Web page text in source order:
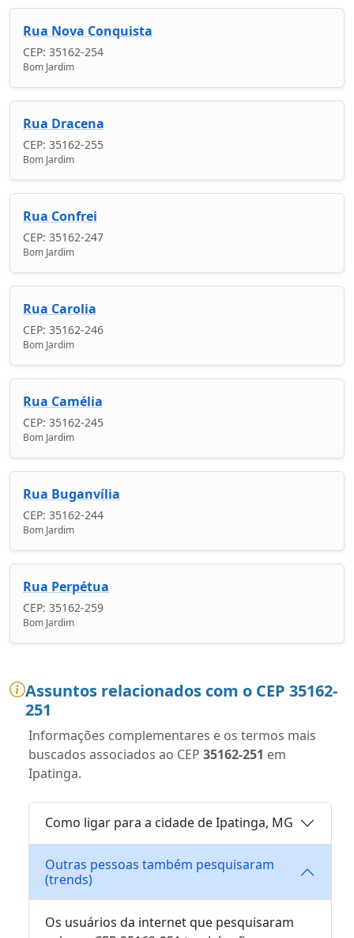
Rua Nova Conquista
CEP: 35162-254
Bom Jardim
Rua Dracena
CEP: 35162-255
Bom Jardim
Rua Confrei
CEP: 35162-247
Bom Jardim
Rua Carolia
CEP: 35162-246
Bom Jardim
Rua Camélia
CEP: 35162-245
Bom Jardim
Rua Buganvília
CEP: 35162-244
Bom Jardim
Rua Perpétua
CEP: 35162-259
Bom Jardim
Assuntos relacionados com o CEP 35162-
251
Informações complementares e os termos mais
buscados associados ao CEP 35162-251 em
Ipatinga.
Como ligar para a cidade de Ipatinga, MG
Outras pessoas também pesquisaram
(trends)
Os usuários da internet que pesquisaram